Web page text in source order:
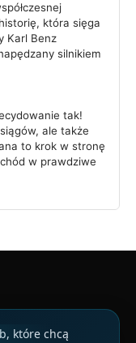
która sięga
Karl Benz
silnikiem
tak!
ale także
to krok w stronę
w prawdziwe
które chcą